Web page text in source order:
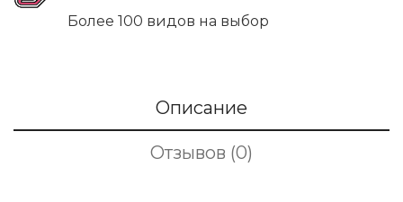
Более 100 видов на выбор
Описание
Отзывов (0)